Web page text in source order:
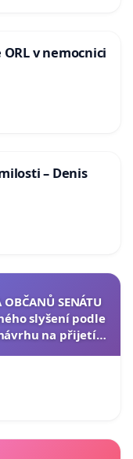
v nemocnici
– Denis
OBČANŮ SENÁTU
slyšení podle
na přijetí